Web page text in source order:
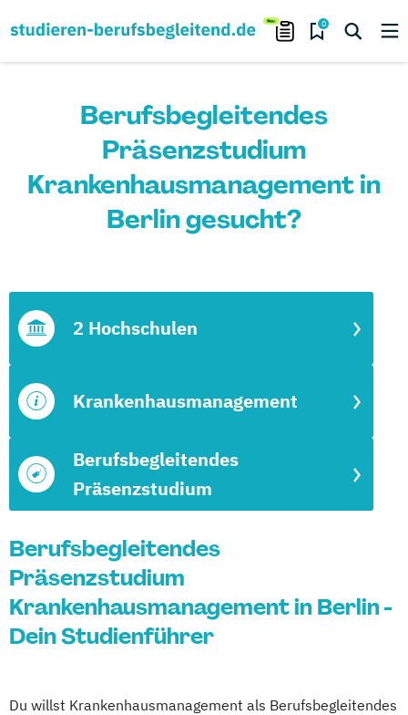
0
Berufsbegleitendes
Präsenzstudium
Krankenhausmanagement in
Berlin gesucht?
Berufsbegleitendes
Präsenzstudium
Krankenhausmanagement
2 Hochschulen
Berufsbegleitendes
Präsenzstudium
Krankenhausmanagement in Berlin -
Dein Studienführer
Du willst Krankenhausmanagement als Berufsbegleitendes